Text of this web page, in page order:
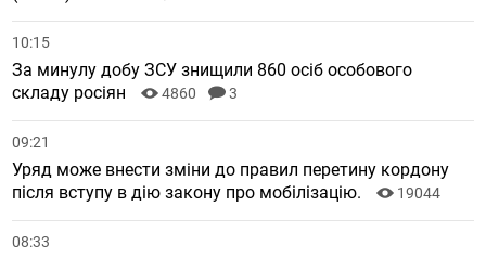
10:15
За минулу добу ЗСУ знищили 860 осіб особового
складу росіян
4860 3
09:21
Уряд може внести зміни до правил перетину кордону
після вступу в дію закону про мобілізацію.
19044
08:33